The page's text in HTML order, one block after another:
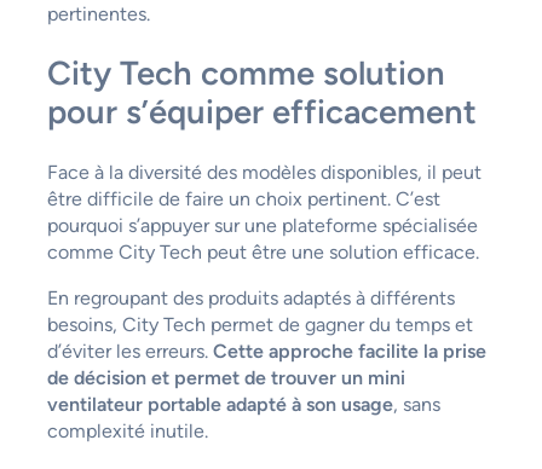
pertinentes.
City Tech comme solution
pour s’équiper efficacement
Face à la diversité des modèles disponibles, il peut
être difficile de faire un choix pertinent. C’est
pourquoi s’appuyer sur une plateforme spécialisée
comme City Tech peut être une solution efficace.
En regroupant des produits adaptés à différents
besoins, City Tech permet de gagner du temps et
d’éviter les erreurs. Cette approche facilite la prise
de décision et permet de trouver un mini
ventilateur portable adapté à son usage, sans
complexité inutile.